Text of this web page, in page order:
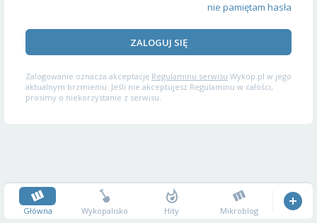
nie pamiętam hasła
ZALOGUJ SIĘ
Zalogowanie oznacza akceptację Regulaminu serwisu Wykop.pl w jego
aktualnym brzmieniu. Jeśli nie akceptujesz Regulaminu w całości,
prosimy o niekorzystanie z serwisu.
Główna Wykopalisko Hity Mikroblog